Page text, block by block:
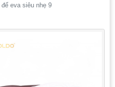
eva siêu nhẹ 9